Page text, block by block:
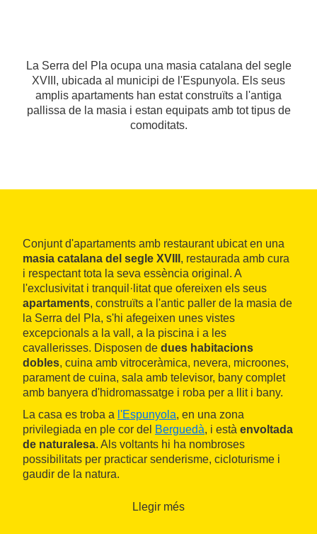
La Serra del Pla ocupa una masia catalana del segle
XVIII, ubicada al municipi de l'Espunyola. Els seus
amplis apartaments han estat construïts a l'antiga
pallissa de la masia i estan equipats amb tot tipus de
comoditats.
Conjunt d'apartaments amb restaurant ubicat en una
masia catalana del segle XVIII , restaurada amb cura
i respectant tota la seva essència original. A
l'exclusivitat i tranquil·litat que ofereixen els seus
apartaments, construïts a l'antic paller de la masia de
la Serra del Pla, s'hi afegeixen unes vistes
excepcionals a la vall, a la piscina i a les
cavallerisses. Disposen de dues habitacions
dobles, cuina amb vitroceràmica, nevera, microones,
parament de cuina, sala amb televisor, bany complet
amb banyera d'hidromassatge i roba per a llit i bany.
La casa es troba a l'Espunyola, en una zona
privilegiada en ple cor del Berguedà, i està envoltada
de naturalesa. Als voltants hi ha nombroses
possibilitats per practicar senderisme, cicloturisme i
gaudir de la natura.
Llegir més